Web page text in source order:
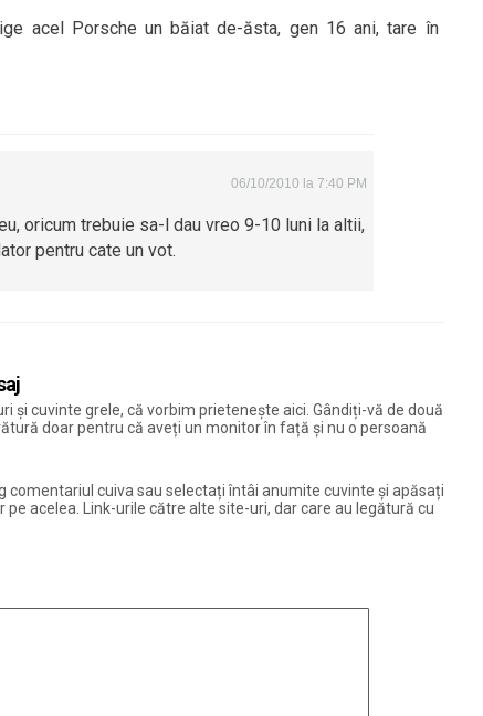
acel Porsche un băiat de-ăsta, gen 16 ani, tare în
06/10/2010 la 7:40 PM
oricum trebuie sa-l dau vreo 9-10 luni la altii,
pentru cate un vot.
și cuvinte grele, că vorbim prietenește aici. Gândiți-vă de două
doar pentru că aveți un monitor în față și nu o persoană
comentariul cuiva sau selectați întâi anumite cuvinte și apăsați
acelea. Link-urile către alte site-uri, dar care au legătură cu